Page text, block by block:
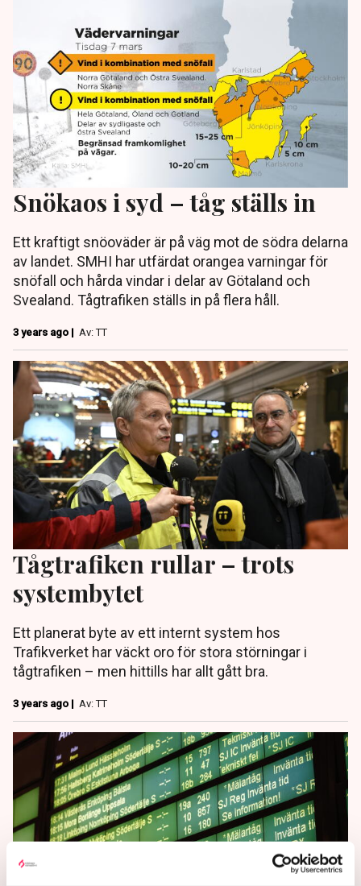
Snökaos i syd – tåg ställs in
Ett kraftigt snöoväder är på väg mot de södra delarna
av landet. SMHI har utfärdat orangea varningar för
snöfall och hårda vindar i delar av Götaland och
Svealand. Tågtrafiken ställs in på flera håll.
3 years ago | Av: TT
Tågtrafiken rullar – trots
systembytet
Ett planerat byte av ett internt system hos
Trafikverket har väckt oro för stora störningar i
tågtrafiken – men hittills har allt gått bra.
3 years ago | Av: TT